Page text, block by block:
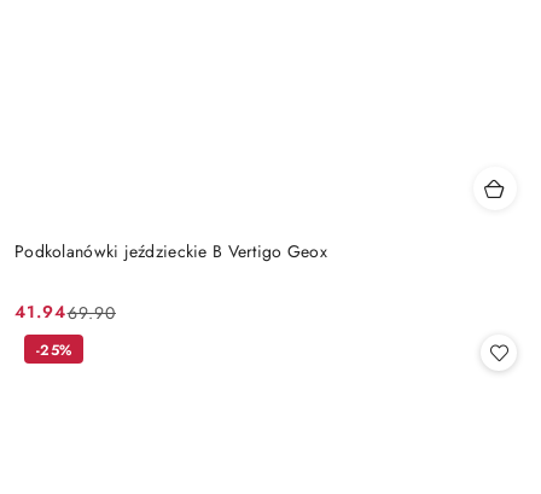
Podkolanówki jeździeckie B Vertigo Geox
Cena
promocyjna:
41.94
Cena
przed
69.90
-25%